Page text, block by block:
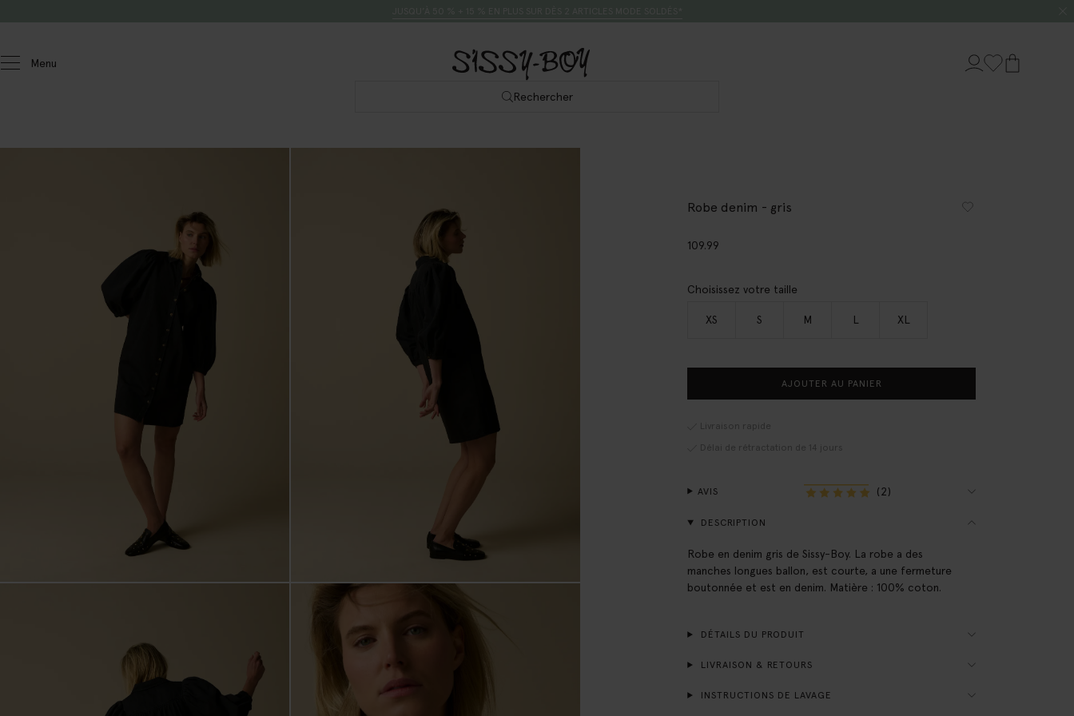
Menu
Rechercher
Robe denim - gris
109.99
Choisissez votre taille
XS S M L XL
AJOUTER AU PANIER
Livraison rapide
Délai de rétractation de 14 jours
AVIS (2)
DESCRIPTION
Robe en denim gris de Sissy-Boy. La robe a des
manches longues ballon, est courte, a une fermeture
boutonnée et est en denim. Matière : 100% coton.
DÉTAILS DU PRODUIT
LIVRAISON & RETOURS
INSTRUCTIONS DE LAVAGE